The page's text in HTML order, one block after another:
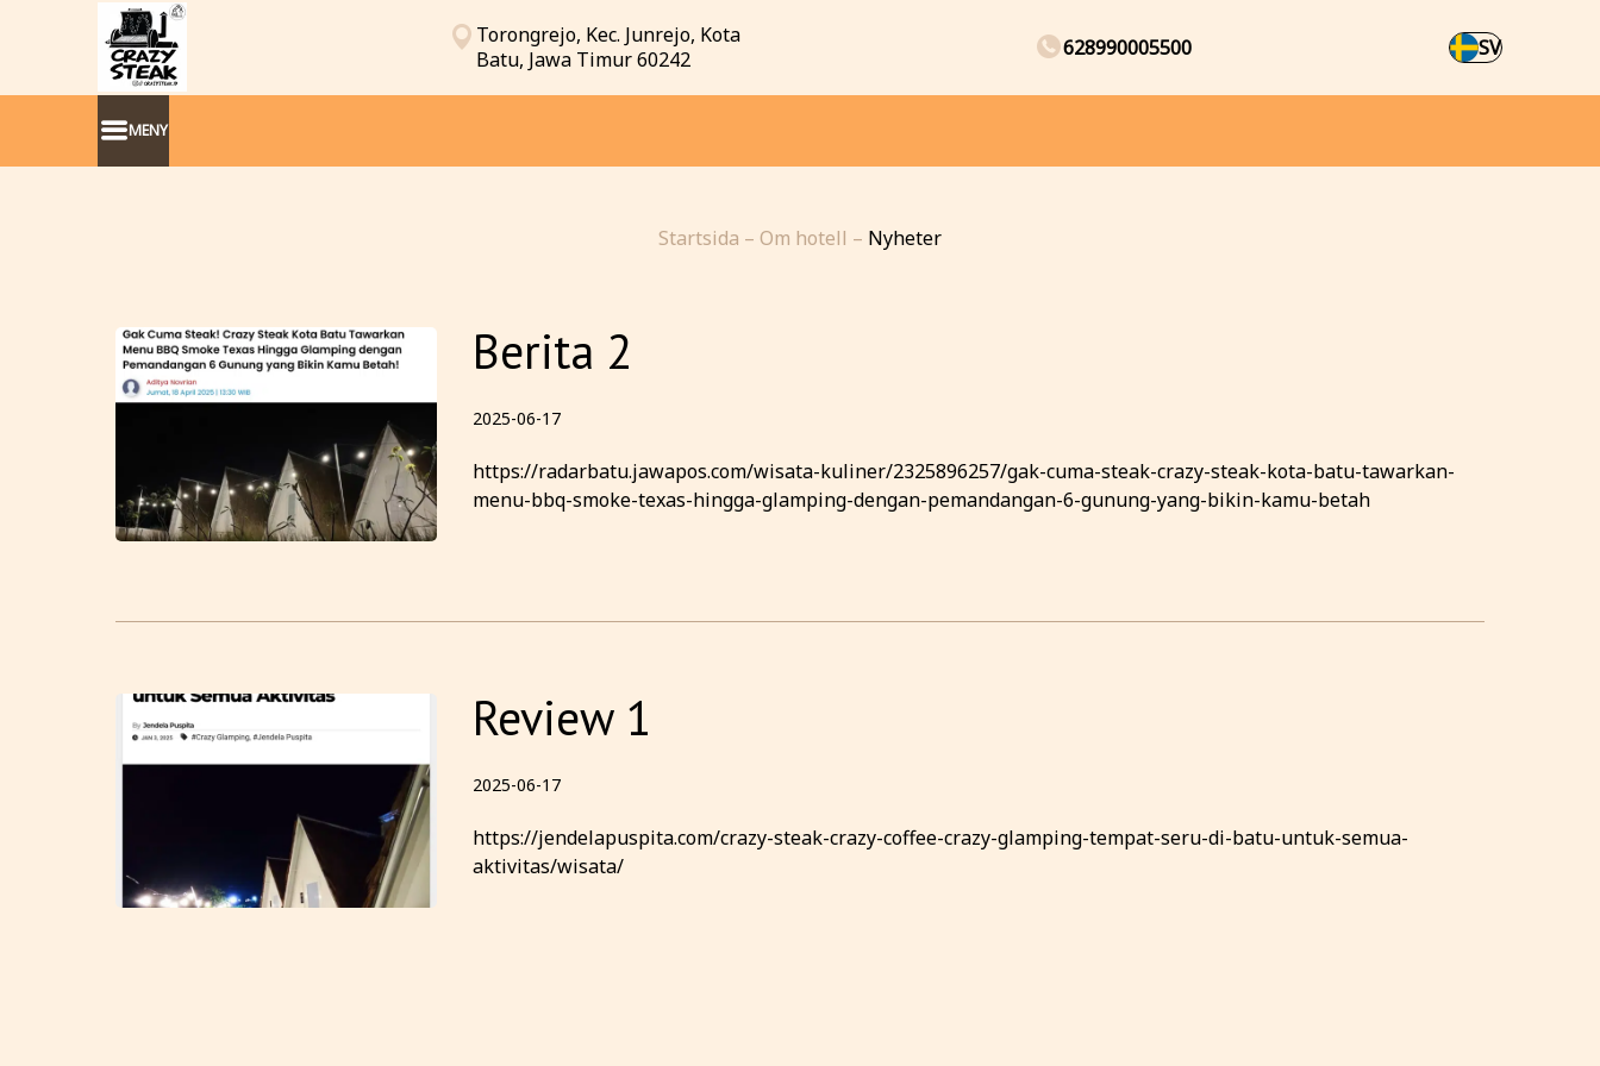
Torongrejo, Kec. Junrejo, Kota
Batu, Jawa Timur 60242
628990005500 SV
MENY
Startsida – Om hotell – Nyheter
Berita 2
2025-06-17
https://radarbatu.jawapos.com/wisata-kuliner/2325896257/gak-cuma-steak-crazy-steak-kota-batu-tawarkan-
menu-bbq-smoke-texas-hingga-glamping-dengan-pemandangan-6-gunung-yang-bikin-kamu-betah
Review 1
2025-06-17
https://jendelapuspita.com/crazy-steak-crazy-coffee-crazy-glamping-tempat-seru-di-batu-untuk-semua-
aktivitas/wisata/